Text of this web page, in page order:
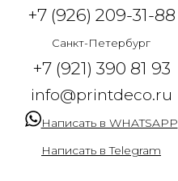
+7 (926) 209-31-88
Санкт-Петербург
+7 (921) 390 81 93
info@printdeco.ru
Написать в WHATSAPP
Написать в Telegram